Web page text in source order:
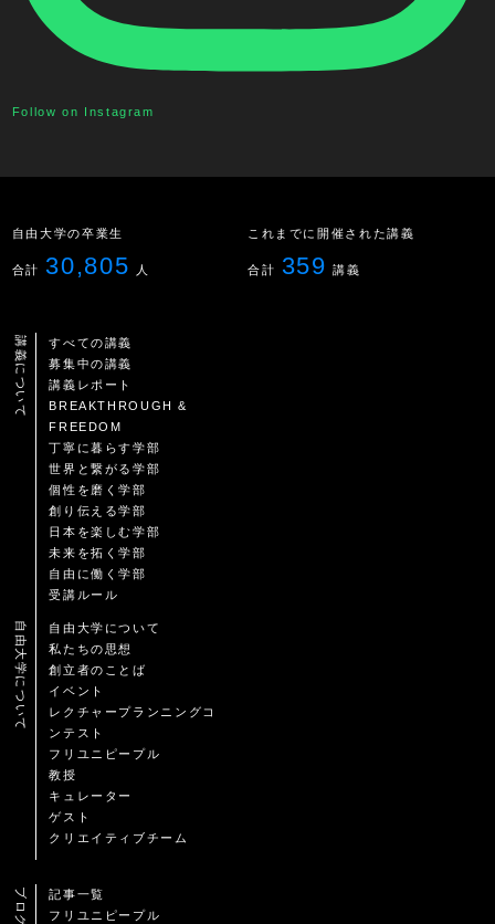
Follow on Instagram
自由大学の卒業生
合計 30,805 人
これまでに開催された講義
合計 359 講義
講義について
すべての講義
募集中の講義
講義レポート
BREAKTHROUGH &
FREEDOM
丁寧に暮らす学部
世界と繋がる学部
個性を磨く学部
創り伝える学部
日本を楽しむ学部
未来を拓く学部
自由に働く学部
受講ルール
自由大学について
自由大学について
私たちの思想
創立者のことば
イベント
レクチャープランニングコ
ンテスト
フリユニピープル
教授
キュレーター
ゲスト
クリエイティブチーム
ブログ
記事一覧
フリユニピープル